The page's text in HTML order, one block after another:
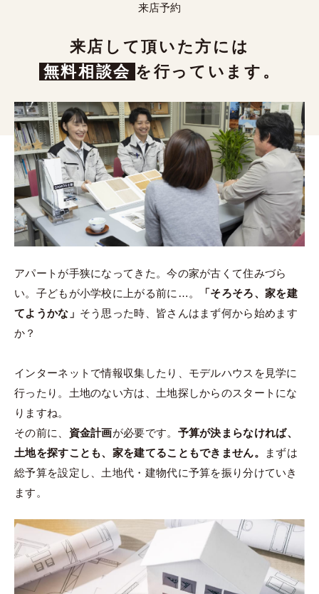
来店予約
来店して頂いた方には
無料相談会 を行っています。
アパートが手狭になってきた。今の家が古くて住みづら
い。子どもが小学校に上がる前に…。
「そろそろ、家を建
てようかな」 そう思った時、皆さんはまず何から始めます
か？
インターネットで情報収集したり、モデルハウスを見学に
行ったり。土地のない方は、土地探しからのスタートにな
りますね。
その前に、 資金計画が必要です。 予算が決まらなければ、
土地を探すことも、家を建てることもできません。
まずは
総予算を設定し、土地代・建物代に予算を振り分けていき
ます。